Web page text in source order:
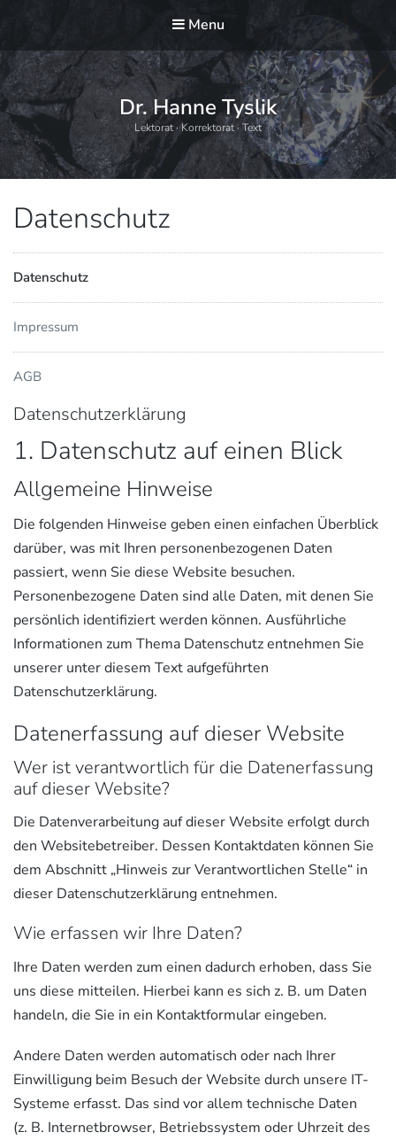
Menu
Dr. Hanne Tyslik
Lektorat · Korrektorat · Text
Datenschutz
Datenschutz
Impressum
AGB
Datenschutzerklärung
1. Datenschutz auf einen Blick
Allgemeine Hinweise
Die folgenden Hinweise geben einen einfachen Überblick
darüber, was mit Ihren personenbezogenen Daten
passiert, wenn Sie diese Website besuchen.
Personenbezogene Daten sind alle Daten, mit denen Sie
persönlich identifiziert werden können. Ausführliche
Informationen zum Thema Datenschutz entnehmen Sie
unserer unter diesem Text aufgeführten
Datenschutzerklärung.
Datenerfassung auf dieser Website
Wer ist verantwortlich für die Datenerfassung
auf dieser Website?
Die Datenverarbeitung auf dieser Website erfolgt durch
den Websitebetreiber. Dessen Kontaktdaten können Sie
dem Abschnitt „Hinweis zur Verantwortlichen Stelle“ in
dieser Datenschutzerklärung entnehmen.
Wie erfassen wir Ihre Daten?
Ihre Daten werden zum einen dadurch erhoben, dass Sie
uns diese mitteilen. Hierbei kann es sich z. B. um Daten
handeln, die Sie in ein Kontaktformular eingeben.
Andere Daten werden automatisch oder nach Ihrer
Einwilligung beim Besuch der Website durch unsere IT-
Systeme erfasst. Das sind vor allem technische Daten
(z. B. Internetbrowser, Betriebssystem oder Uhrzeit des